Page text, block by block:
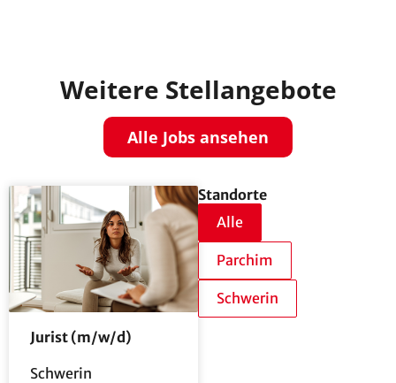
Weitere Stellangebote
Alle Jobs ansehen
Jurist (m/w/d)
Schwerin
Standorte
Alle
Parchim
Schwerin